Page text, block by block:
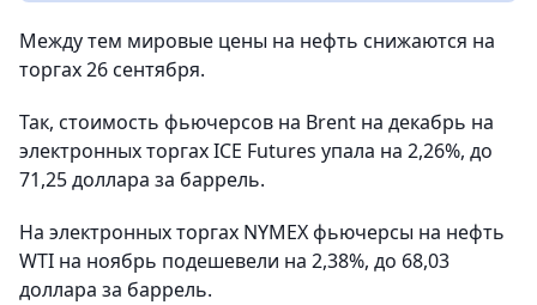
Между тем мировые цены на нефть снижаются на
торгах 26 сентября.
Так, стоимость фьючерсов на Brent на декабрь на
электронных торгах ICE Futures упала на 2,26%, до
71,25 доллара за баррель.
На электронных торгах NYMEX фьючерсы на нефть
WTI на ноябрь подешевели на 2,38%, до 68,03
доллара за баррель.